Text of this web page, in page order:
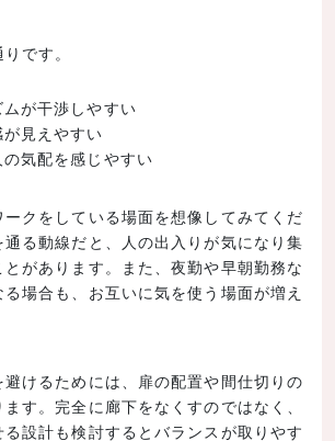
です。
が干渉しやすい
見えやすい
気配を感じやすい
クをしている場面を想像してみてくだ
る動線だと、人の出入りが気になり集
があります。また、夜勤や早朝勤務な
場合も、お互いに気を使う場面が増え
けるためには、扉の配置や間仕切りの
す。完全に廊下をなくすのではなく、
設計も検討するとバランスが取りやす